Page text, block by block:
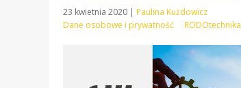
23 kwietnia 2020 | Paulina Kużdowicz
Dane osobowe i prywatność
RODOtechnika